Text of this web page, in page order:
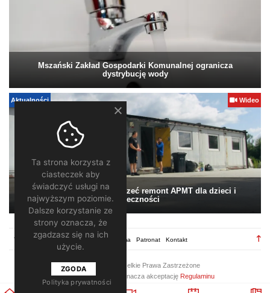
Mszański Zakład Gospodarki Komunalnej ogranicza
dystrybucję wody
Aktualności Wideo
Pomagamy. Warto wesprzeć remont APMT dla dzieci i
społeczności
Regulamin Redakcja Reklama Patronat Kontakt
2026 ©
/ Wszelkie Prawa Zastrzeżone
Korzystanie z portalu oznacza akceptację Regulaminu
Ta strona korzysta z
ciasteczek aby
świadczyć usługi na
najwyższym poziomie.
Dalsze korzystanie ze
strony oznacza, że
zgadzasz się na ich
użycie.
ZGODA
Polityka prywatności